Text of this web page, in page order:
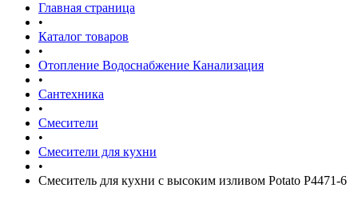
Главная страница
•
Каталог товаров
•
Отопление Водоснабжение Канализация
•
Сантехника
•
Смесители
•
Смесители для кухни
•
Смеситель для кухни с высоким изливом Potato P4471-6